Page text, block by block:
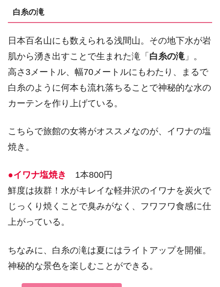
白糸の滝
日本百名山にも数えられる浅間山。その地下水が岩
肌から湧き出すことで生まれた滝「 白糸の滝」。
高さ3メートル、幅70メートルにもわたり、まるで
白糸のように何本も流れ落ちることで神秘的な水の
カーテンを作り上げている。
こちらで旅館の女将がオススメなのが、イワナの塩
焼き。
●イワナ塩焼き
1本800円
鮮度は抜群！水がキレイな軽井沢のイワナを炭火で
じっくり焼くことで臭みがなく、フワフワ食感に仕
上がっている。
ちなみに、白糸の滝は夏にはライトアップを開催。
神秘的な景色を楽しむことができる。